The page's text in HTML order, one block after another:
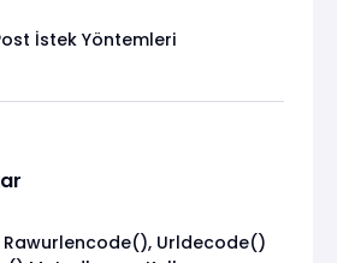
İstek Yöntemleri
Rawurlencode(), Urldecode()